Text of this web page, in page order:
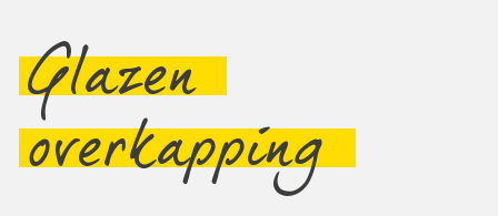
Glazen
overkapping